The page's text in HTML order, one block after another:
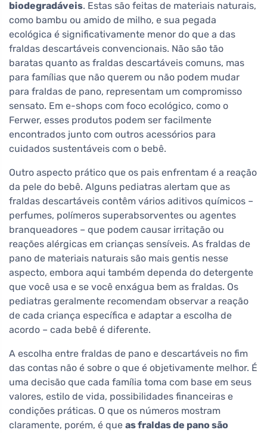
biodegradáveis. Estas são feitas de materiais naturais,
como bambu ou amido de milho, e sua pegada
ecológica é significativamente menor do que a das
fraldas descartáveis convencionais. Não são tão
baratas quanto as fraldas descartáveis comuns, mas
para famílias que não querem ou não podem mudar
para fraldas de pano, representam um compromisso
sensato. Em e-shops com foco ecológico, como o
Ferwer, esses produtos podem ser facilmente
encontrados junto com outros acessórios para
cuidados sustentáveis com o bebê.
Outro aspecto prático que os pais enfrentam é a reação
da pele do bebê. Alguns pediatras alertam que as
fraldas descartáveis contêm vários aditivos químicos –
perfumes, polímeros superabsorventes ou agentes
branqueadores – que podem causar irritação ou
reações alérgicas em crianças sensíveis. As fraldas de
pano de materiais naturais são mais gentis nesse
aspecto, embora aqui também dependa do detergente
que você usa e se você enxágua bem as fraldas. Os
pediatras geralmente recomendam observar a reação
de cada criança específica e adaptar a escolha de
acordo – cada bebê é diferente.
A escolha entre fraldas de pano e descartáveis no fim
das contas não é sobre o que é objetivamente melhor. É
uma decisão que cada família toma com base em seus
valores, estilo de vida, possibilidades financeiras e
condições práticas. O que os números mostram
claramente, porém, é que as fraldas de pano são